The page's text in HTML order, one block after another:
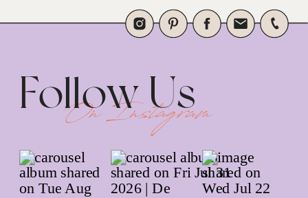
On Instagram
Follow Us